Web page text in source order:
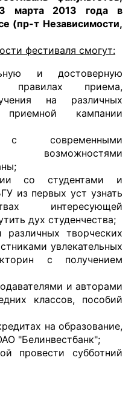
марта 2013 года в
(пр-т Независимости,
фестиваля смогут:
и достоверную
приема,
на различных
кампании
с современными
возможностями
со студентами и
из первых уст узнать
интересующей
дух студенчества;
различных творческих
увлекательных
с получением
и авторами
классов, пособий
на образование,
"Белинвестбанк";
провести субботний